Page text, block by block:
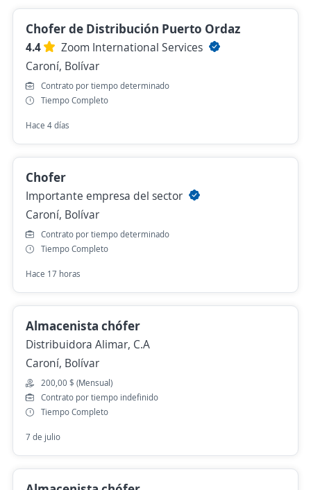
Chofer de Distribución Puerto Ordaz
4.4
Zoom International Services
Caroní, Bolívar
Contrato por tiempo determinado
Tiempo Completo
Hace 4 días
Chofer
Importante empresa del sector
Caroní, Bolívar
Contrato por tiempo determinado
Tiempo Completo
Hace 17 horas
Almacenista chófer
Distribuidora Alimar, C.A
Caroní, Bolívar
200,00 $ (Mensual)
Contrato por tiempo indefinido
Tiempo Completo
7 de julio